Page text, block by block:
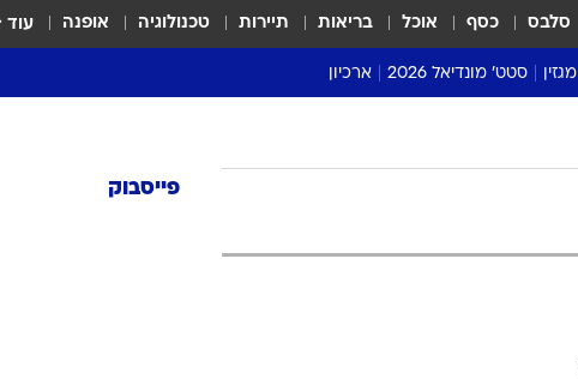
סלבס כסף אוכל בריאות תיירות טכנולוגיה אופנה עוד
מגזין סטט' מונדיאל 2026 ארכיון
פייסבוק